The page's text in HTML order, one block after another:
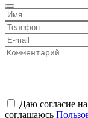
Даю согласие